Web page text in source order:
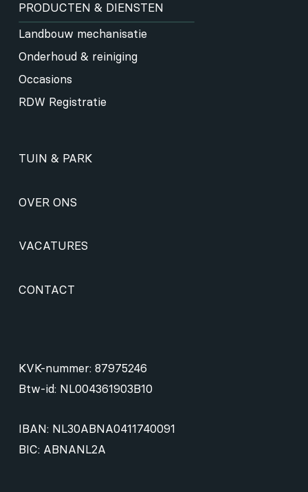
PRODUCTEN & DIENSTEN
Landbouw mechanisatie
Onderhoud & reiniging
Occasions
RDW Registratie
TUIN & PARK
OVER ONS
VACATURES
CONTACT
KVK-nummer: 87975246
Btw-id: NL004361903B10
IBAN: NL30ABNA0411740091
BIC: ABNANL2A